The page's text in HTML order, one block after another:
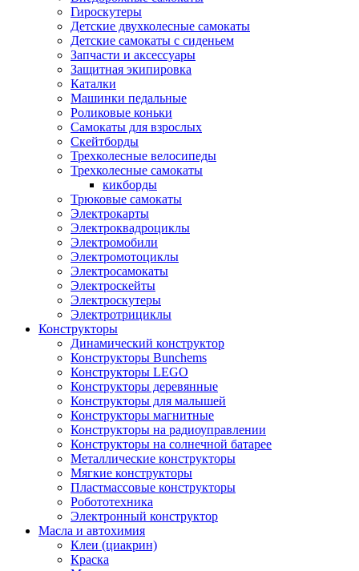
Гироскутеры
Детские двухколесные самокаты
Детские самокаты с сиденьем
Запчасти и аксессуары
Защитная экипировка
Каталки
Машинки педальные
Роликовые коньки
Самокаты для взрослых
Скейтборды
Трехколесные велосипеды
Трехколесные самокаты
кикборды
Трюковые самокаты
Электрокарты
Электроквадроциклы
Электромобили
Электромотоциклы
Электросамокаты
Электроскейты
Электроскутеры
Электротрициклы
Конструкторы
Динамический конструктор
Конструкторы Bunchems
Конструкторы LEGO
Конструкторы деревянные
Конструкторы для малышей
Конструкторы магнитные
Конструкторы на радиоуправлении
Конструкторы на солнечной батарее
Металлические конструкторы
Мягкие конструкторы
Пластмассовые конструкторы
Робототехника
Электронный конструктор
Масла и автохимия
Клеи (циакрин)
Краска